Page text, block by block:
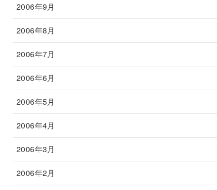
2006年9月
2006年8月
2006年7月
2006年6月
2006年5月
2006年4月
2006年3月
2006年2月